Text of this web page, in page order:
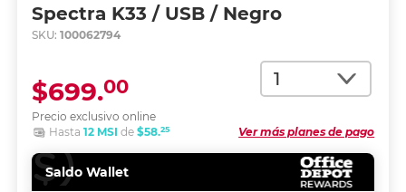
Spectra K33 / USB / Negro
SKU: 100062794
Cantidad
Precio exclusivo online
$699.00
Ver más planes de pago
Hasta 12 MSI de $58.25
Saldo Wallet